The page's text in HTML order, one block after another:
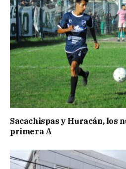
Sacachispas y Huracán, los
primera A